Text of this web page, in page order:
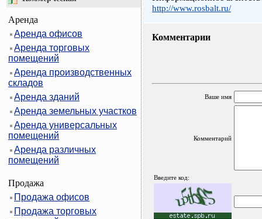
Аренда
Аренда офисов
Аренда торговых
помещений
Аренда производственных
складов
Аренда зданий
Аренда земельных участков
Аренда универсальных
помещений
Аренда различных
помещений
Продажа
Продажа офисов
Продажа торговых
http://www.rosbalt.ru/
Комментарии
Ваше имя
Комментарий
Введите код: